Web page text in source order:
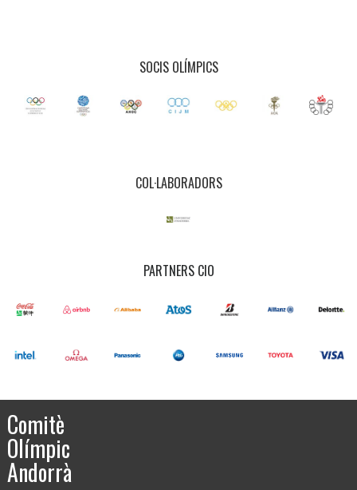
SOCIS OLÍMPICS
COL·LABORADORS
PARTNERS CIO
Comitè
Olímpic
Andorrà